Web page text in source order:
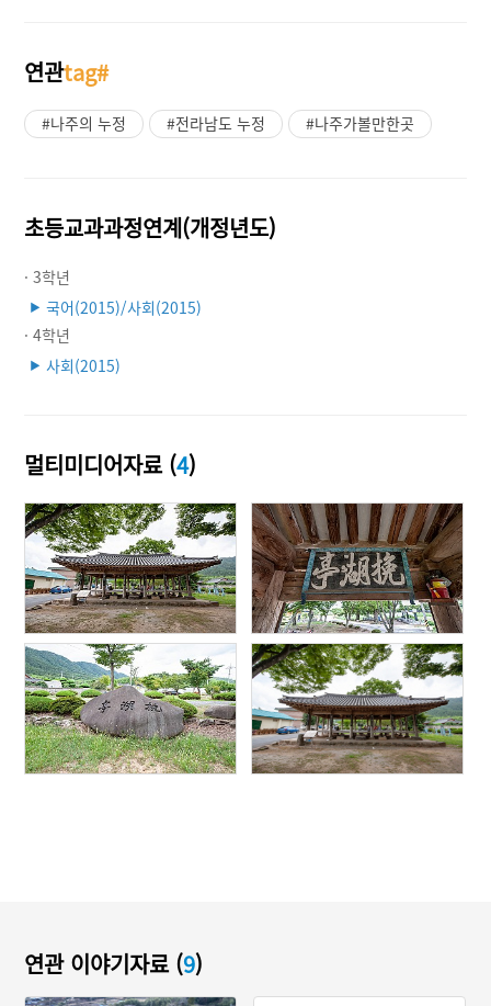
연관tag#
#나주의 누정 #전라남도 누정 #나주가볼만한곳
초등교과과정연계(개정년도)
· 3학년
▶ 국어(2015)/사회(2015)
· 4학년
▶ 사회(2015)
멀티미디어자료 (4)
연관 이야기자료 (9)